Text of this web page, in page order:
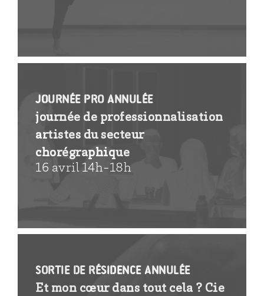
JOURNÉE PRO ANNULÉE
journée de professionnalisation
artistes du secteur
chorégraphique
16 avril 14h-18h
SORTIE DE RÉSIDENCE ANNULÉE
Et mon cœur dans tout cela ? Cie